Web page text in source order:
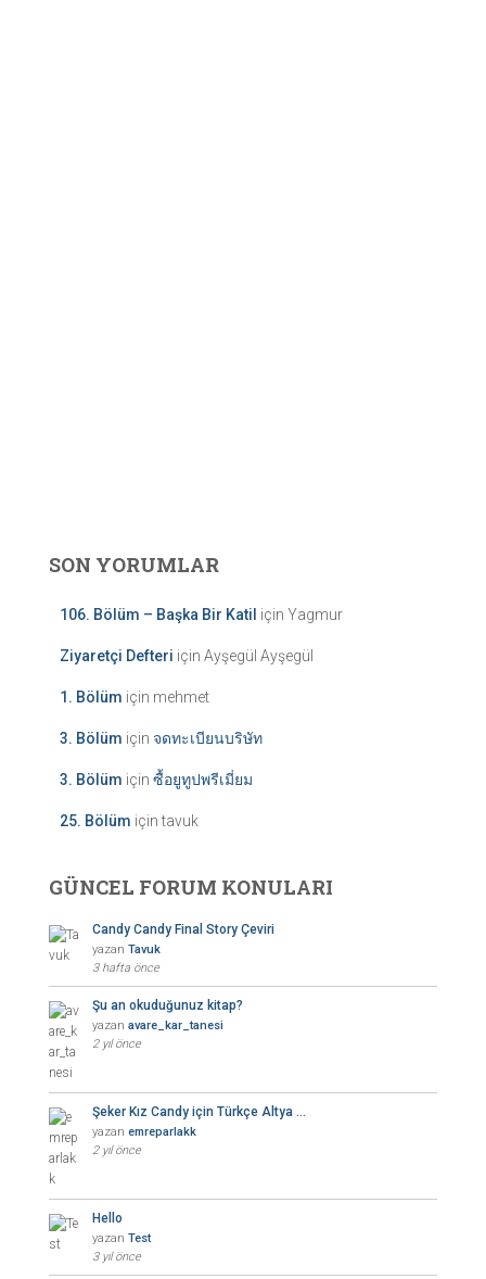
SON YORUMLAR
106. Bölüm – Başka Bir Katil için Yagmur
Ziyaretçi Defteri için Ayşegül Ayşegül
1. Bölüm için mehmet
3. Bölüm için จดทะเบียนบริษัท
3. Bölüm için ซื้อยูทูปพรีเมี่ยม
25. Bölüm içintavuk
GÜNCEL FORUM KONULARI
Candy Candy Final Story Çeviri
yazan Tavuk
3 hafta önce
Şu an okuduğunuz kitap?
yazan avare_kar_tanesi
2 yıl önce
Şeker Kız Candy için Türkçe Altya …
yazan emreparlakk
2 yıl önce
Hello
yazan Test
3 yıl önce